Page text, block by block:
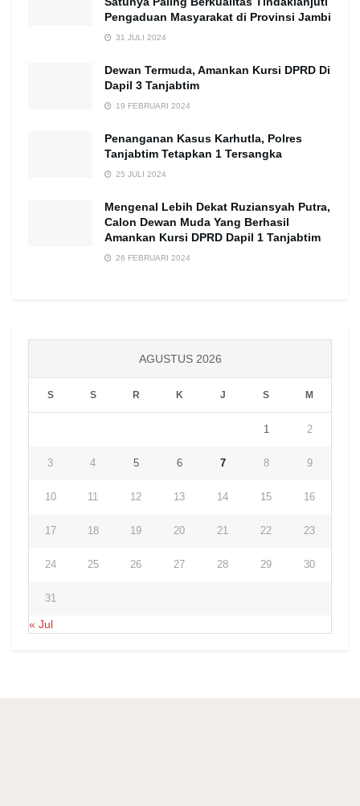
Pengaduan Masyarakat di Provinsi Jambi
31 JULI 2024
Dewan Termuda, Amankan Kursi DPRD Di
Dapil 3 Tanjabtim
19 FEBRUARI 2024
Penanganan Kasus Karhutla, Polres
Tanjabtim Tetapkan 1 Tersangka
25 JULI 2024
Mengenal Lebih Dekat Ruziansyah Putra,
Calon Dewan Muda Yang Berhasil
Amankan Kursi DPRD Dapil 1 Tanjabtim
26 FEBRUARI 2024
AGUSTUS 2026
S S R K J S M
1 2
3 4 5 6 7 8 9
10 11 12 13 14 15 16
17 18 19 20 21 22 23
24 25 26 27 28 29 30
31
« Jul